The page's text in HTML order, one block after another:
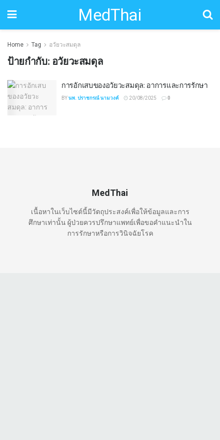
MedThai
Home Tag อวัยวะสมดุล
ป้ายกำกับ: อวัยวะสมดุล
การอักเสบของอวัยวะสมดุล: อาการและการรักษา
BYนพ. ปราชกรณ์ นามวงค์ 20/08/2025 0
MedThai
เนื้อหาในเว็บไซต์นี้มีวัตถุประสงค์เพื่อให้ข้อมูลและการ
ศึกษาเท่านั้น ผู้ป่วยควรปรึกษาแพทย์เพื่อขอคำแนะนำใน
การรักษาหรือการวินิจฉัยโรค